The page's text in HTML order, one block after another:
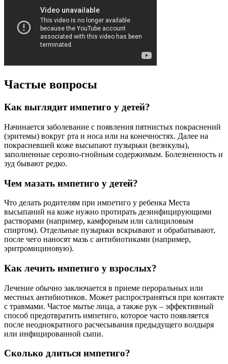
Частые вопросы
Как выглядит импетиго у детей?
Начинается заболевание с появления пятнистых покраснений
(эритемы) вокруг рта и носа или на конечностях. Далее на
покрасневшей коже высыпают пузырьки (везикулы),
заполненные серозно-гнойным содержимым. Болезненность и
зуд бывают редко.
Чем мазать импетиго у детей?
Что делать родителям при импетиго у ребенка Места
высыпаний на коже нужно протирать дезинфицирующими
растворами (например, камфорным или салициловым
спиртом). Отдельные пузырьки вскрывают и обрабатывают,
после чего наносят мазь с антибиотиками (например,
эритромициновую).
Как лечить импетиго у взрослых?
Лечение обычно заключается в приеме пероральных или
местных антибиотиков. Может распространяться при контакте
с травмами. Частое мытье лица, а также рук – эффективный
способ предотвратить импетиго, которое часто появляется
после неоднократного расчесывания предыдущего волдыря
или инфицированной сыпи.
Сколько длиться импетиго?